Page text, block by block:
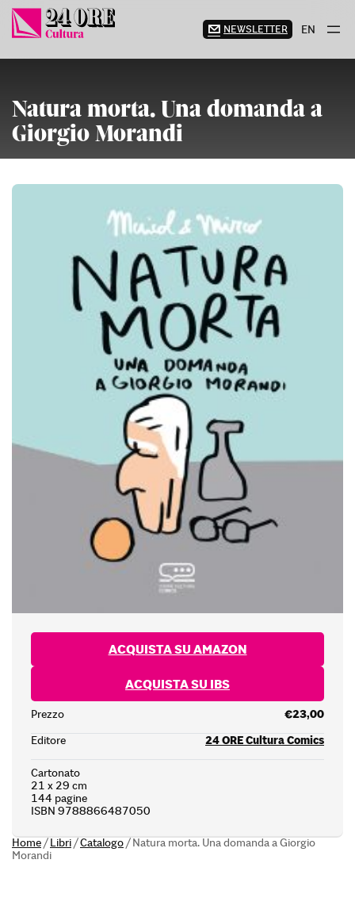
Vai
contenuto
NEWSLETTER EN
Natura morta. Una domanda a
Giorgio Morandi
ACQUISTA SU AMAZON
ACQUISTA SU IBS
Prezzo
€23,00
Editore
24 ORE Cultura Comics
Cartonato
21 x 29 cm
144 pagine
ISBN 9788866487050
Home/Libri/Catalogo/Natura morta. Una domanda a Giorgio
Morandi